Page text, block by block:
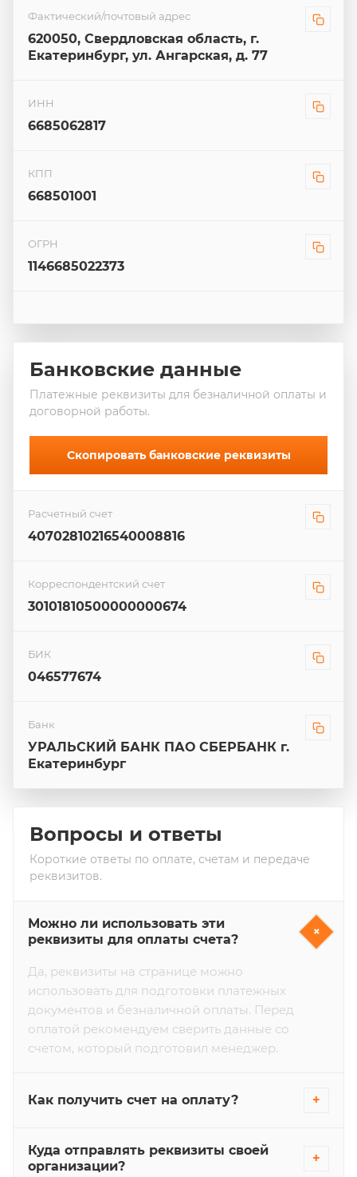
Фактический/почтовый адрес
620050, Свердловская область, г.
Екатеринбург, ул. Ангарская, д. 77
ИНН
6685062817
КПП
668501001
ОГРН
1146685022373
Банковские данные
Платежные реквизиты для безналичной оплаты и
договорной работы.
Скопировать банковские реквизиты
Расчетный счет
40702810216540008816
Корреспондентский счет
30101810500000000674
БИК
046577674
Банк
УРАЛЬСКИЙ БАНК ПАО СБЕРБАНК г.
Екатеринбург
Вопросы и ответы
Короткие ответы по оплате, счетам и передаче
реквизитов.
Можно ли использовать эти
реквизиты для оплаты счета?
+
Да, реквизиты на странице можно
использовать для подготовки платежных
документов и безналичной оплаты. Перед
оплатой рекомендуем сверить данные со
счетом, который подготовил менеджер.
Как получить счет на оплату? +
позиции, количество и реквизиты вашей
Куда отправлять реквизиты своей
организации?
+